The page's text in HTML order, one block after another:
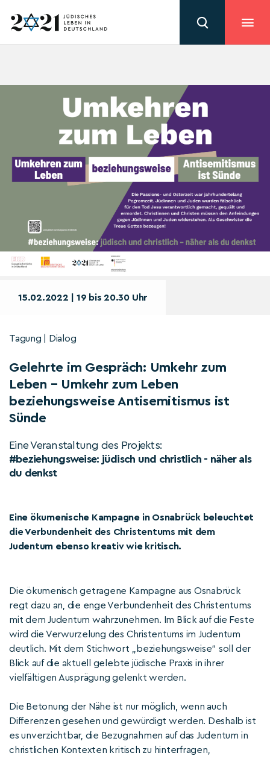
15.02.2022 | 19 bis 20.30 Uhr
Tagung | Dialog
Gelehrte im Gespräch: Umkehr zum
Leben – Umkehr zum Leben
beziehungsweise Antisemitismus ist
Sünde
Eine Veranstaltung des Projekts:
#beziehungsweise: jüdisch und christlich - näher als
du denkst
Eine ökumenische Kampagne in Osnabrück beleuchtet
die Verbundenheit des Christentums mit dem
Judentum ebenso kreativ wie kritisch.
Die ökumenisch getragene Kampagne aus Osnabrück
regt dazu an, die enge Verbundenheit des Christentums
mit dem Judentum wahrzunehmen. Im Blick auf die Feste
wird die Verwurzelung des Christentums im Judentum
deutlich. Mit dem Stichwort „beziehungsweise“ soll der
Blick auf die aktuell gelebte jüdische Praxis in ihrer
vielfältigen Ausprägung gelenkt werden.
Die Betonung der Nähe ist nur möglich, wenn auch
Differenzen gesehen und gewürdigt werden. Deshalb ist
es unverzichtbar, die Bezugnahmen auf das Judentum in
christlichen Kontexten kritisch zu hinterfragen,